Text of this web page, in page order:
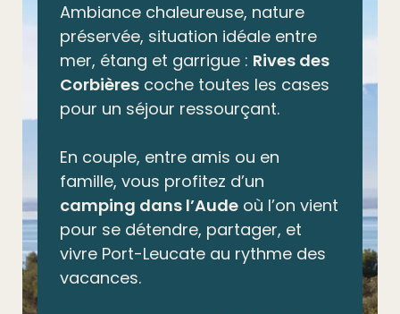
Ambiance chaleureuse, nature
préservée, situation idéale entre
mer, étang et garrigue : Rives des
Corbièrescoche toutes les cases
pour un séjour ressourçant.
En couple, entre amis ou en
famille, vous profitez d’un
camping dans l’Audeoù l’on vient
pour se détendre, partager, et
vivre Port-Leucate au rythme des
vacances.